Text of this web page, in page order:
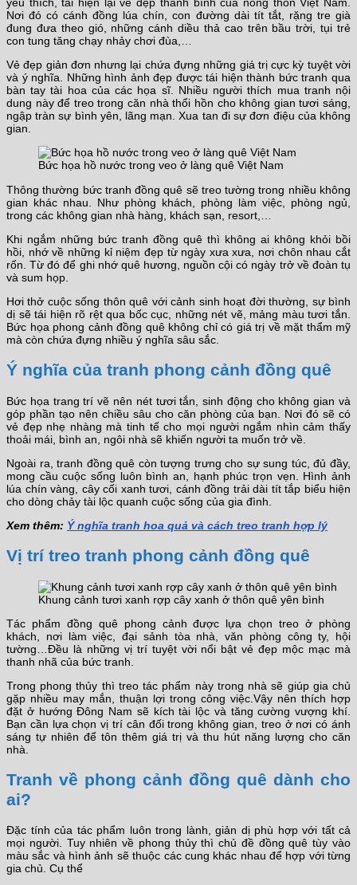
Nơi đó có cánh đồng lúa chín, con đường dài tít tắt, rặng tre già
đung đưa theo gió, những cánh diều thả cao trên bầu trời, tụi trẻ
con tung tăng chạy nhảy chơi đùa,…
Vẻ đẹp giản đơn nhưng lại chứa đựng những giá trị cực kỳ tuyệt vời
và ý nghĩa. Những hình ảnh đẹp được tái hiện thành bức tranh qua
bàn tay tài hoa của các họa sĩ. Nhiều người thích mua tranh nội
dung này để treo trong căn nhà thổi hồn cho không gian tươi sáng,
ngập tràn sự bình yên, lãng mạn. Xua tan đi sự đơn điệu của không
gian.
Bức họa hồ nước trong veo ở làng quê Việt Nam
Thông thường bức tranh đồng quê sẽ treo tường trong nhiều không
gian khác nhau. Như phòng khách, phòng làm việc, phòng ngủ,
trong các không gian nhà hàng, khách sạn, resort,…
Khi ngắm những bức tranh đồng quê thì không ai không khỏi bồi
hồi, nhớ về những kỉ niệm đẹp từ ngày xưa xưa, nơi chôn nhau cắt
rốn. Từ đó để ghi nhớ quê hương, nguồn cội có ngày trở về đoàn tụ
và sum họp.
Hơi thở cuộc sống thôn quê với cảnh sinh hoạt đời thường, sự bình
dị sẽ tái hiện rõ rệt qua bốc cục, những nét vẽ, mảng màu tươi tắn.
Bức họa phong cảnh đồng quê không chỉ có giá trị về mặt thẩm mỹ
mà còn chứa đựng nhiều ý nghĩa sâu sắc.
Ý nghĩa của tranh phong cảnh đồng quê
Bức họa trang trí vẽ nên nét tươi tắn, sinh động cho không gian và
góp phần tạo nên chiều sâu cho căn phòng của bạn. Nơi đó sẽ có
vẻ đẹp nhẹ nhàng mà tinh tế cho mọi người ngắm nhìn cảm thấy
thoải mái, bình an, ngôi nhà sẽ khiến người ta muốn trở về.
Ngoài ra, tranh đồng quê còn tượng trưng cho sự sung túc, đủ đầy,
mong cầu cuộc sống luôn bình an, hạnh phúc trọn vẹn. Hình ảnh
lúa chín vàng, cây cối xanh tươi, cánh đồng trải dài tít tắp biểu hiện
cho dòng chảy tài lộc quanh cuộc sống của gia đình.
Xem thêm: Ý nghĩa tranh hoa quả và cách treo tranh hợp lý
Vị trí treo tranh phong cảnh đồng quê
Khung cảnh tươi xanh rợp cây xanh ở thôn quê yên bình
Tác phẩm đồng quê phong cảnh được lựa chọn treo ở phòng
khách, nơi làm việc, đại sảnh tòa nhà, văn phòng công ty, hội
tường…Đều là những vị trí tuyệt vời nổi bật vẻ đẹp mộc mạc mà
thanh nhã của bức tranh.
Trong phong thủy thì treo tác phẩm này trong nhà sẽ giúp gia chủ
gặp nhiều may mắn, thuận lợi trong công việc.Vậy nên thích hợp
đặt ở hướng Đông Nam sẽ kích tài lộc và tăng cường vượng khí.
Bạn cần lựa chọn vị trí cân đối trong không gian, treo ở nơi có ánh
sáng tự nhiên để tôn thêm giá trị và thu hút năng lượng cho căn
nhà.
Tranh về phong cảnh đồng quê dành cho
ai?
Đặc tính của tác phẩm luôn trong lành, giản dị phù hợp với tất cả
mọi người. Tuy nhiên về phong thủy thì chủ đề đồng quê tùy vào
màu sắc và hình ảnh sẽ thuộc các cung khác nhau để hợp với từng
gia chủ. Cụ thể